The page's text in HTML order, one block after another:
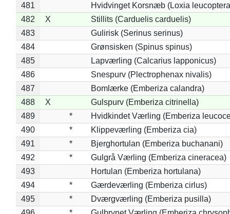
481
Hvidvinget Korsnæb (Loxia
482
X
Stillits (Carduelis carduelis)
483
Gulirisk (Serinus serinus)
484
Grønsisken (Spinus spinus)
485
Lapværling (Calcarius lapponicus)
486
Snespurv (Plectrophenax nivalis)
487
Bomlærke (Emberiza calandra)
488
X
Gulspurv (Emberiza citrinella)
489
*
Hvidkindet Værling (Emberiza
490
*
Klippeværling (Emberiza cia)
491
*
Bjerghortulan (Emberiza buchanani)
492
*
Gulgrå Værling (Emberiza cineracea)
493
Hortulan (Emberiza hortulana)
494
*
Gærdeværling (Emberiza cirlus)
495
*
Dværgværling (Emberiza pusilla)